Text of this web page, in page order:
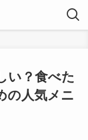
い？食べた
の人気メニ